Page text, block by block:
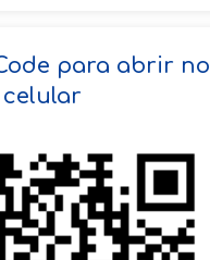
VOLTAR
para abrir no
celular